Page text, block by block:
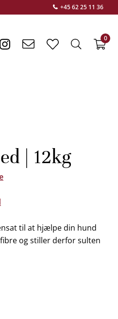
+45 62 25 11 36
instagramenvelopeheart
search0
| 12kg
til at hjælpe din hund
og stiller derfor sulten